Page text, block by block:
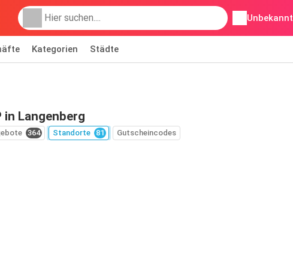
Unbekannt
Kategorien Städte
in Langenberg
364 Standorte 81 Gutscheincodes